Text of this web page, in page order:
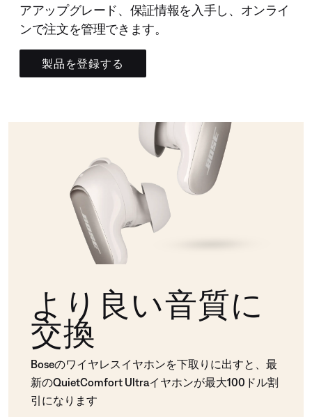
アアップグレード、保証情報を入手し、オンライ
ンで注文を管理できます。
製品を登録する
より良い音質に
交換
Boseのワイヤレスイヤホンを下取りに出すと、最
新のQuietComfort Ultraイヤホンが最大100ドル割
引になります